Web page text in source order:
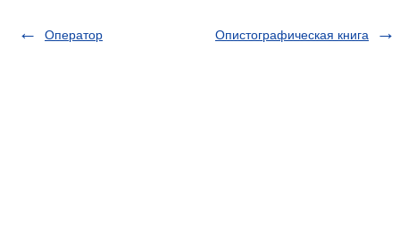
Оператор Опистографическая книга